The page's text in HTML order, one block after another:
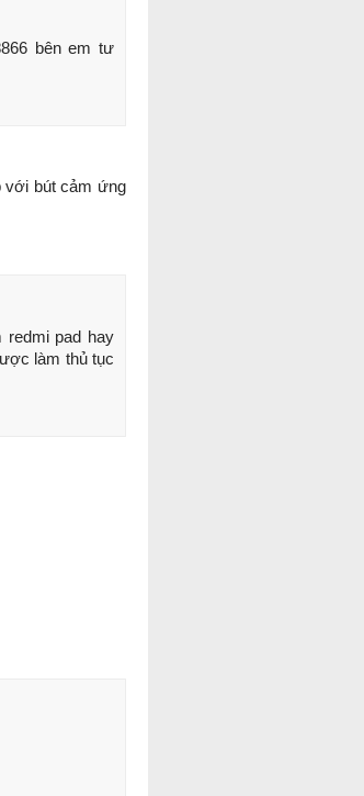
bên em tư
với bút cảm ứng
redmi pad hay
làm thủ tục